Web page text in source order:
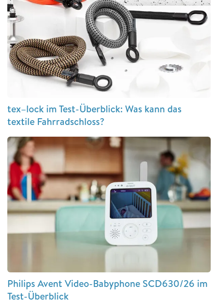
tex–lock im Test-Überblick: Was kann das
textile Fahrradschloss?
Philips Avent Video-Babyphone SCD630/26 im
Test-Überblick